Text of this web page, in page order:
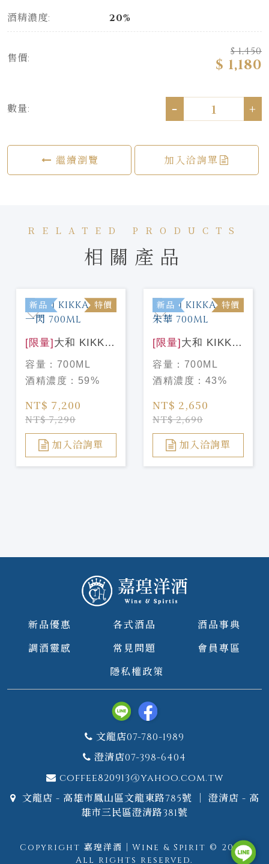
酒精濃度: 20%
售價:
$ 1,450
$ 1,180
數量: - +
繼續瀏覽 加入洽詢單
RELATED PRODUCTS
相關產品
新品 特價
[限量] 大和 KIKKA
GIN 一閃 700ML
容量： 700ML
酒精濃度： 59%
NT$ 7,200
NT$ 7,290
加入洽詢單
新品 特價
[限量] 大和 KIKKA
GIN 朱華 700ML
容量： 700ML
酒精濃度： 43%
NT$ 2,650
NT$ 2,690
加入洽詢單
新品優惠 各式酒品
酒品事典
調酒靈感
常見問題
會員專區
隱私權政策
文龍店07-780-1989
澄清店07-398-6404
coffee820913@yahoo.com.tw
文龍店 - 高雄市鳳山區文龍東路785號 ｜ 澄清店 - 高
雄市三民區澄清路381號
Copyright 嘉瑝洋酒｜Wine & Spirit © 2026.
All rights reserved.